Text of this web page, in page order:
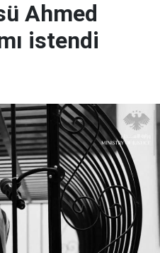
Ahmed
istendi